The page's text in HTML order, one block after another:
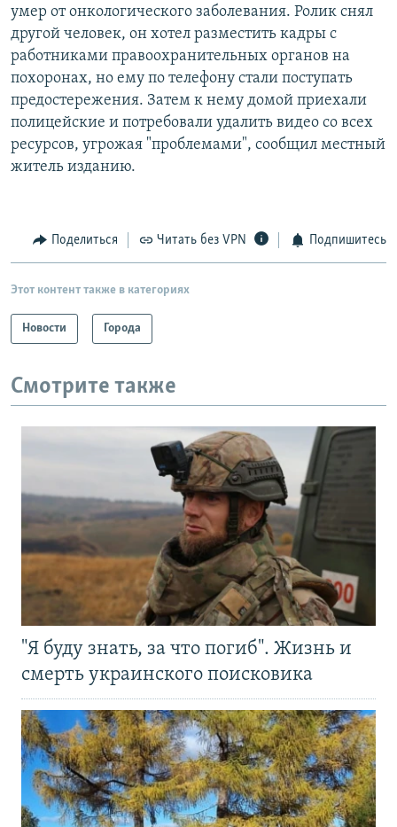
умер от онкологического заболевания. Ролик снял
другой человек, он хотел разместить кадры с
работниками правоохранительных органов на
похоронах, но ему по телефону стали поступать
предостережения. Затем к нему домой приехали
полицейские и потребовали удалить видео со всех
ресурсов, угрожая "проблемами", сообщил местный
житель изданию.
Поделиться Читать без VPN Подпишитесь
Этот контент также в категориях
Новости Города
Смотрите также
"Я буду знать, за что погиб". Жизнь и
смерть украинского поисковика